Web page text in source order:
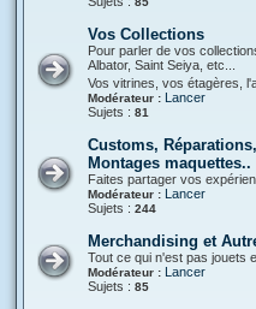
Vos Collections
Pour parler de vos
Albator, Saint Seiya, etc...
Vos vitrines, vos étagères,
Modérateur : Lancer
Sujets : 81
Customs,
Montages maquettes..
Faites partager vos
Modérateur : Lancer
Sujets : 244
Merchandising et
Tout ce qui n'est pas jouets
Modérateur : Lancer
Sujets : 85